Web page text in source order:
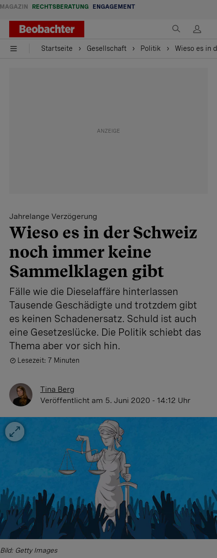
MAGAZIN RECHTSBERATUNG ENGAGEMENT
Startseite Gesellschaft Politik Wieso es in
Jahrelange Verzögerung
Wieso es in der Schweiz
noch immer keine
Sammelklagen gibt
Fälle wie die Dieselaffäre hinterlassen
Tausende Geschädigte und trotzdem gibt
es keinen Schadenersatz. Schuld ist auch
eine Gesetzeslücke. Die Politik schiebt das
Thema aber vor sich hin.
Lesezeit: 7 Minuten
Tina Berg
Veröffentlicht am 5. Juni 2020 - 14:12 Uhr
Bild: Getty Images